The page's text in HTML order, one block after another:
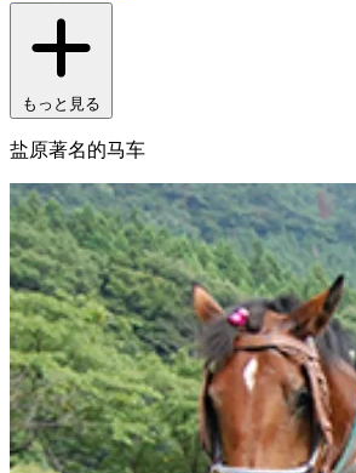
もっと見る
盐原著名的马车